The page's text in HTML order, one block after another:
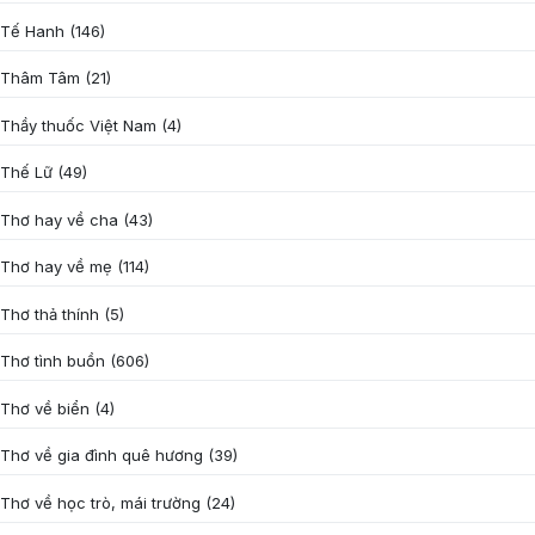
Tế Hanh (146)
Thâm Tâm (21)
Thầy thuốc Việt Nam (4)
Thế Lữ (49)
Thơ hay về cha (43)
Thơ hay về mẹ (114)
Thơ thả thính (5)
Thơ tình buồn (606)
Thơ về biển (4)
Thơ về gia đình quê hương (39)
Thơ về học trò, mái trường (24)